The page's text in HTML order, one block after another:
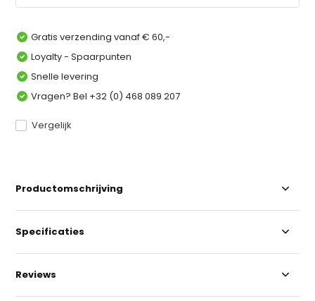
Gratis verzending vanaf € 60,-
Loyalty - Spaarpunten
Snelle levering
Vragen? Bel +32 (0) 468 089 207
Vergelijk
Productomschrijving
Specificaties
Reviews